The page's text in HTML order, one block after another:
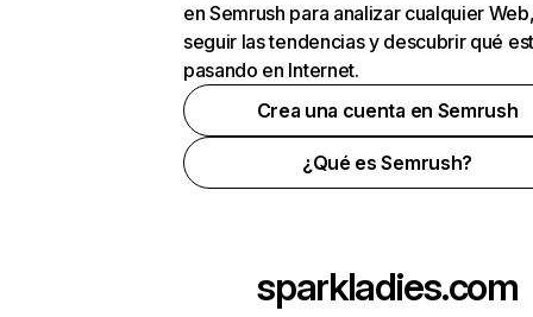
en Semrush para analizar cualquier
seguir las tendencias y descubrir qué
pasando en Internet.
Crea una cuenta en Semrush
¿Qué es Semrush?
sparkladies.com